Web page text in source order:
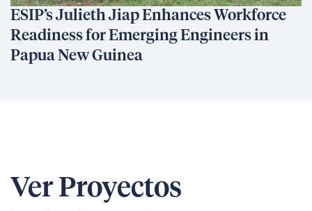
ESIP’s Julieth Jiap Enhances Workforce
Readiness for Emerging Engineers in
Papua New Guinea
Ver Proyectos